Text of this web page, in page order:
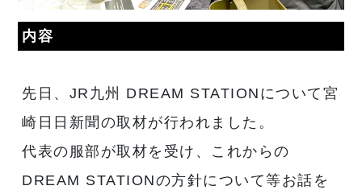
内容
先日、JR九州 DREAM STATIONについて宮
崎日日新聞の取材が行われました。
代表の服部が取材を受け、これからの
DREAM STATIONの方針について等お話を